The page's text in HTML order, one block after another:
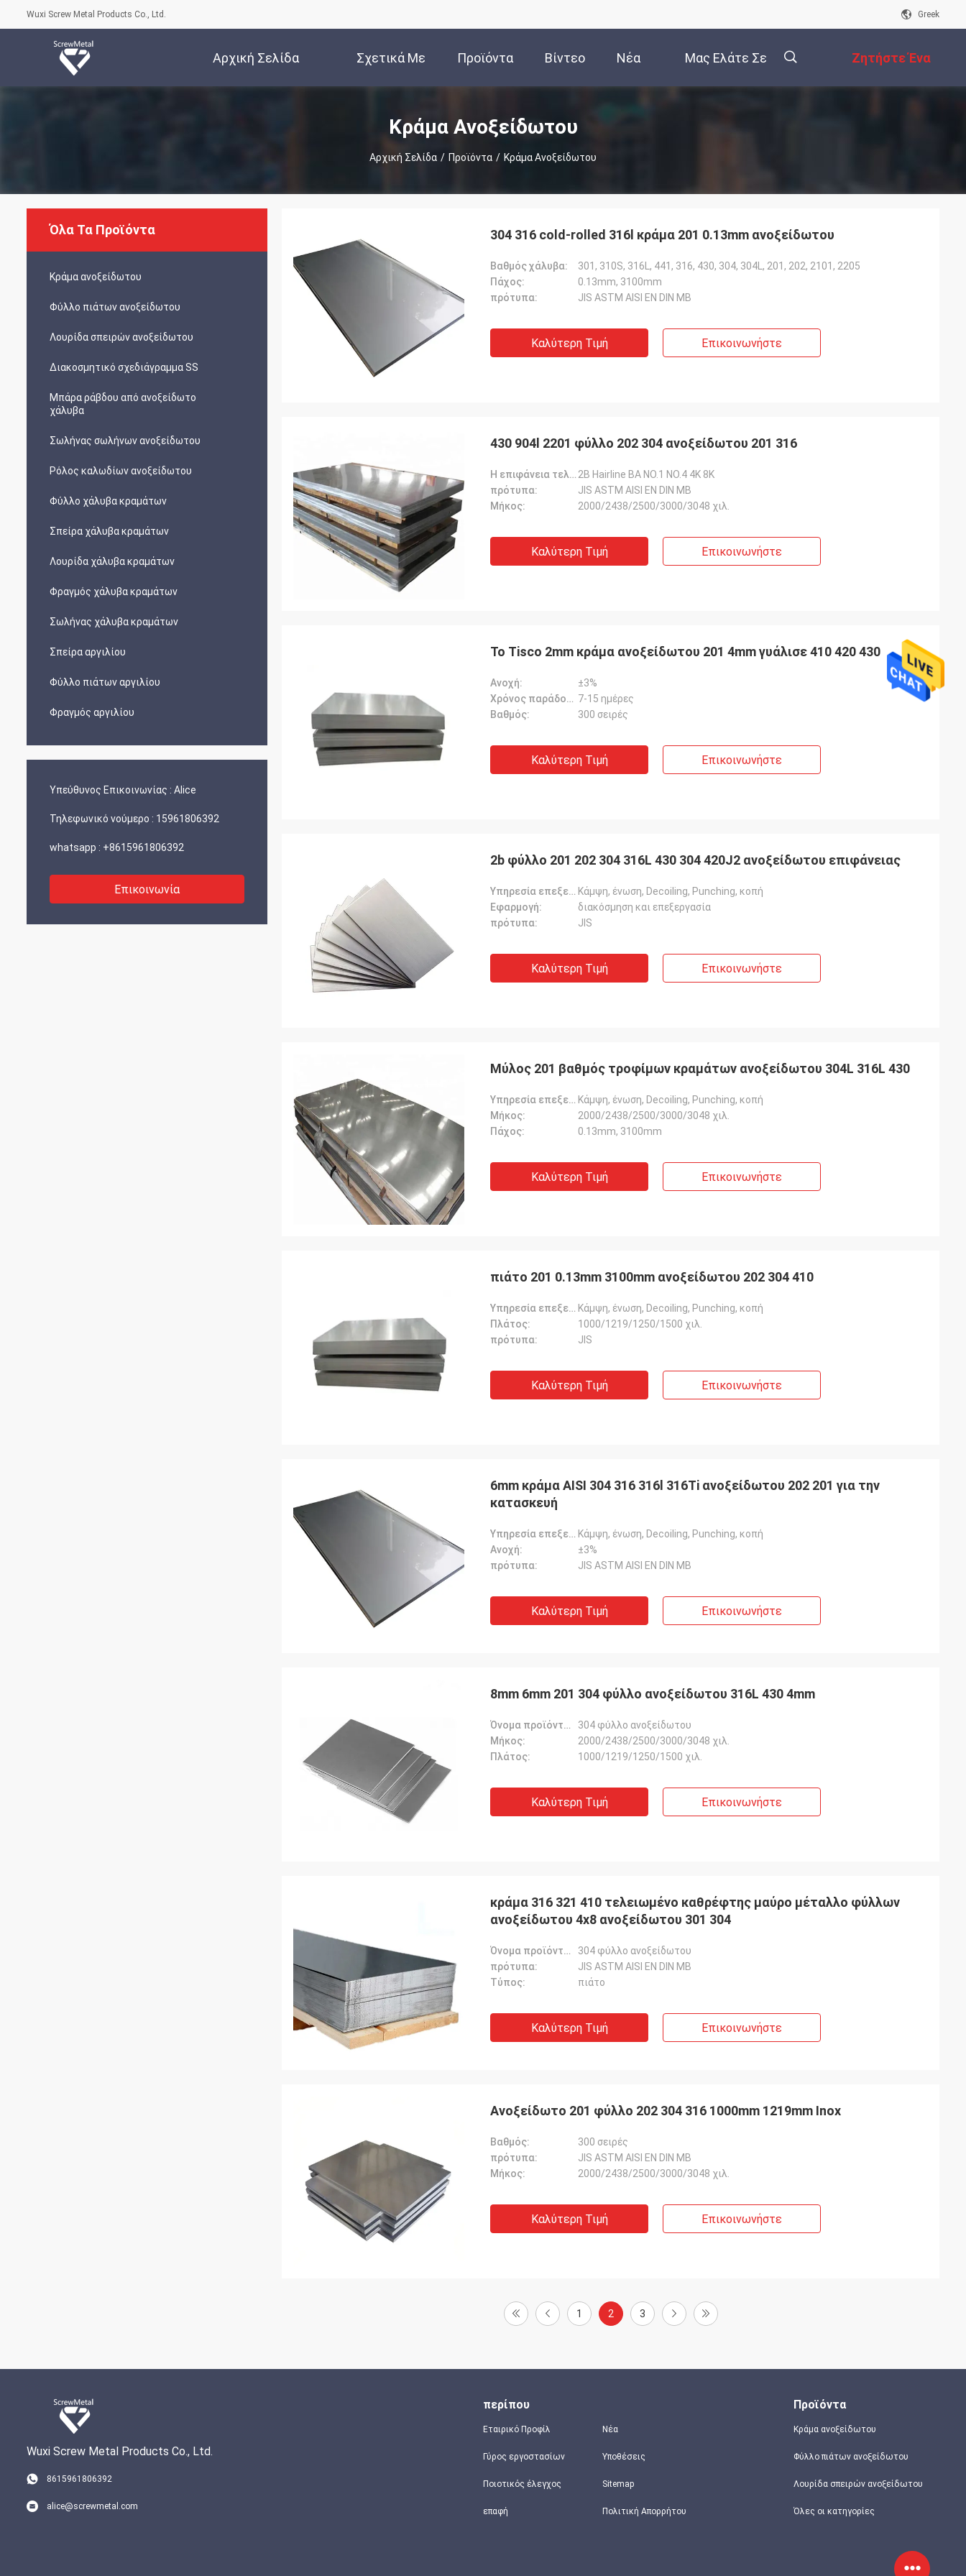
Wuxi Screw Metal Products Co., Ltd. Greek
Αρχική Σελίδα Σχετικά Με
Εμάς
Προϊόντα Βίντεο Νέα Μας Ελάτε Σε Ζητήστε Ένα
Απόσπασμα
Κράμα Ανοξείδωτου
Αρχική Σελίδα / Προϊόντα / Κράμα Ανοξείδωτου
Όλα Τα Προϊόντα
Κράμα ανοξείδωτου
Φύλλο πιάτων ανοξείδωτου
Λουρίδα σπειρών ανοξείδωτου
Διακοσμητικό σχεδιάγραμμα SS
Μπάρα ράβδου από ανοξείδωτο
χάλυβα
Σωλήνας σωλήνων ανοξείδωτου
Ρόλος καλωδίων ανοξείδωτου
Φύλλο χάλυβα κραμάτων
Σπείρα χάλυβα κραμάτων
Λουρίδα χάλυβα κραμάτων
Φραγμός χάλυβα κραμάτων
Σωλήνας χάλυβα κραμάτων
Σπείρα αργιλίου
Φύλλο πιάτων αργιλίου
Φραγμός αργιλίου
Υπεύθυνος Επικοινωνίας : Alice
Τηλεφωνικό νούμερο : 15961806392
whatsapp : +8615961806392
Επικοινωνία
304 316 cold-rolled 316l κράμα 201 0.13mm ανοξείδωτου
Βαθμός χάλυβα:
301, 310S, 316L, 441, 316, 430, 304, 304L, 201, 202, 2101, 2205
Πάχος:
0.13mm, 3100mm
πρότυπα:
JIS ASTM AISI EN DIN ΜΒ
Καλύτερη Τιμή Επικοινωνήστε
430 904l 2201 φύλλο 202 304 ανοξείδωτου 201 316
Η επιφάνεια τελειώνει: 2B Hairline BA NO.1 NO.4 4K 8K
πρότυπα:
JIS ASTM AISI EN DIN ΜΒ
Μήκος:
2000/2438/2500/3000/3048 χιλ.
Καλύτερη Τιμή Επικοινωνήστε
Το Tisco 2mm κράμα ανοξείδωτου 201 4mm γυάλισε 410 420 430
Ανοχή:
±3%
Χρόνος παράδοσης: 7-15 ημέρες
Βαθμός:
300 σειρές
Καλύτερη Τιμή Επικοινωνήστε
2b φύλλο 201 202 304 316L 430 304 420J2 ανοξείδωτου επιφάνειας
Υπηρεσία επεξεργασίας: Κάμψη, ένωση, Decoiling, Punching, κοπή
Εφαρμογή:
διακόσμηση και επεξεργασία
πρότυπα:
JIS
Καλύτερη Τιμή Επικοινωνήστε
Μύλος 201 βαθμός τροφίμων κραμάτων ανοξείδωτου 304L 316L 430
Υπηρεσία επεξεργασίας: Κάμψη, ένωση, Decoiling, Punching, κοπή
Μήκος:
2000/2438/2500/3000/3048 χιλ.
Πάχος:
0.13mm, 3100mm
Καλύτερη Τιμή Επικοινωνήστε
πιάτο 201 0.13mm 3100mm ανοξείδωτου 202 304 410
Υπηρεσία επεξεργασίας: Κάμψη, ένωση, Decoiling, Punching, κοπή
Πλάτος:
1000/1219/1250/1500 χιλ.
πρότυπα:
JIS
Καλύτερη Τιμή Επικοινωνήστε
6mm κράμα AISI 304 316 316l 316Ti ανοξείδωτου 202 201 για την
κατασκευή
Υπηρεσία επεξεργασίας: Κάμψη, ένωση, Decoiling, Punching, κοπή
Ανοχή:
±3%
πρότυπα:
JIS ASTM AISI EN DIN ΜΒ
Καλύτερη Τιμή Επικοινωνήστε
8mm 6mm 201 304 φύλλο ανοξείδωτου 316L 430 4mm
Όνομα προϊόντων:
304 φύλλο ανοξείδωτου
Μήκος:
2000/2438/2500/3000/3048 χιλ.
Πλάτος:
1000/1219/1250/1500 χιλ.
Καλύτερη Τιμή Επικοινωνήστε
κράμα 316 321 410 τελειωμένο καθρέφτης μαύρο μέταλλο φύλλων
ανοξείδωτου 4x8 ανοξείδωτου 301 304
Όνομα προϊόντων:
304 φύλλο ανοξείδωτου
πρότυπα:
JIS ASTM AISI EN DIN ΜΒ
Τύπος:
πιάτο
Καλύτερη Τιμή Επικοινωνήστε
Ανοξείδωτο 201 φύλλο 202 304 316 1000mm 1219mm Inox
Βαθμός:
300 σειρές
πρότυπα:
JIS ASTM AISI EN DIN ΜΒ
Μήκος:
2000/2438/2500/3000/3048 χιλ.
Καλύτερη Τιμή Επικοινωνήστε
1 2 3
Wuxi Screw Metal Products Co., Ltd.
8615961806392
alice@screwmetal.com
περίπου
Εταιρικό Προφίλ
Γύρος εργοστασίων
Ποιοτικός έλεγχος
επαφή
Νέα
Υποθέσεις
Sitemap
Πολιτική Απορρήτου
Προϊόντα
Κράμα ανοξείδωτου
Φύλλο πιάτων ανοξείδωτου
Λουρίδα σπειρών ανοξείδωτου
Όλες οι κατηγορίες